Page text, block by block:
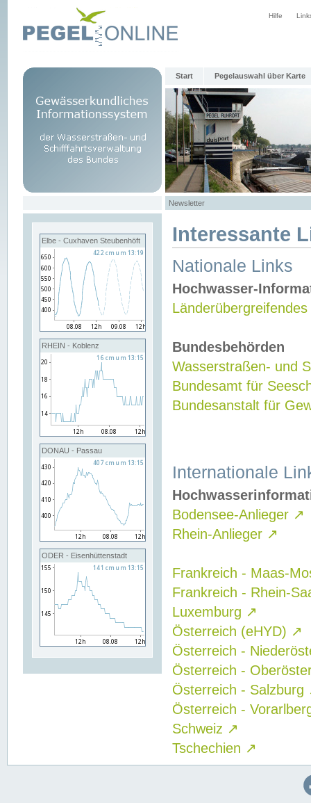
Hilfe
Start Pegelauswahl über Karte
Newsletter
Elbe - Cuxhaven Steubenhöft
RHEIN - Koblenz
DONAU - Passau
ODER - Eisenhüttenstadt
Interessante
Nationale Links
Hochwasser-
Bundesbehörden
Wasserstraßen- und
Bundesamt für
Bundesanstalt für
Internationale
Bodensee-Anlieger ↗
Rhein-Anlieger ↗
Frankreich - Maas-
Frankreich - Rhein-
Luxemburg ↗
Österreich (eHYD) ↗
Österreich -
Österreich -
Österreich - Salzburg
Österreich -
Schweiz ↗
Tschechien ↗